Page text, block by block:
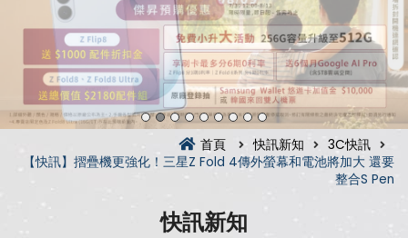
首頁 快訊新知
3C快訊
【快訊】摺疊機更強化！三星Z Fold 4傳外螢幕和電池將加大 還要
整合S Pen
快訊新知